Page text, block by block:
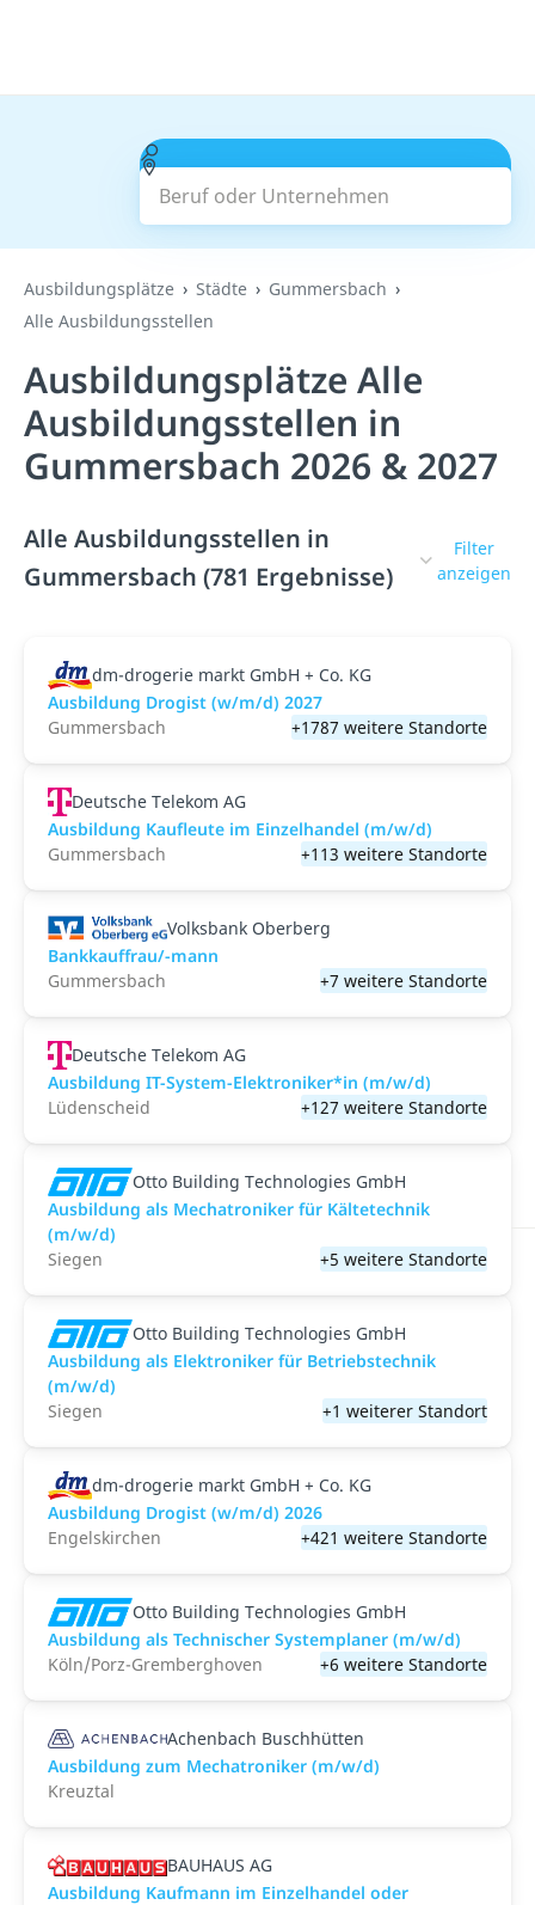
Beruf oder Unternehmen
Suchen
Ausbildungsplätze Städte
Gummersbach
Alle Ausbildungsstellen
Ausbildungsplätze Alle
Ausbildungsstellen in
Gummersbach 2026 & 2027
Alle Ausbildungsstellen in
Gummersbach (781 Ergebnisse)
Filter
anzeigen
dm-drogerie markt GmbH + Co. KG
Ausbildung Drogist (w/m/d) 2027
Gummersbach
+1787 weitere Standorte
Deutsche Telekom AG
Ausbildung Kaufleute im Einzelhandel (m/w/d)
Gummersbach
+113 weitere Standorte
Volksbank Oberberg
Bankkauffrau/-mann
Gummersbach
+7 weitere Standorte
Deutsche Telekom AG
Ausbildung IT-System-Elektroniker*in (m/w/d)
Lüdenscheid
+127 weitere Standorte
Otto Building Technologies GmbH
Ausbildung als Mechatroniker für Kältetechnik
(m/w/d)
Siegen
+5 weitere Standorte
Otto Building Technologies GmbH
Ausbildung als Elektroniker für Betriebstechnik
(m/w/d)
Siegen
+1 weiterer Standort
dm-drogerie markt GmbH + Co. KG
Ausbildung Drogist (w/m/d) 2026
Engelskirchen
+421 weitere Standorte
Otto Building Technologies GmbH
Ausbildung als Technischer Systemplaner (m/w/d)
Köln/Porz-Gremberghoven
+6 weitere Standorte
Achenbach Buschhütten
Ausbildung zum Mechatroniker (m/w/d)
Kreuztal
BAUHAUS AG
Ausbildung Kaufmann im Einzelhandel oder